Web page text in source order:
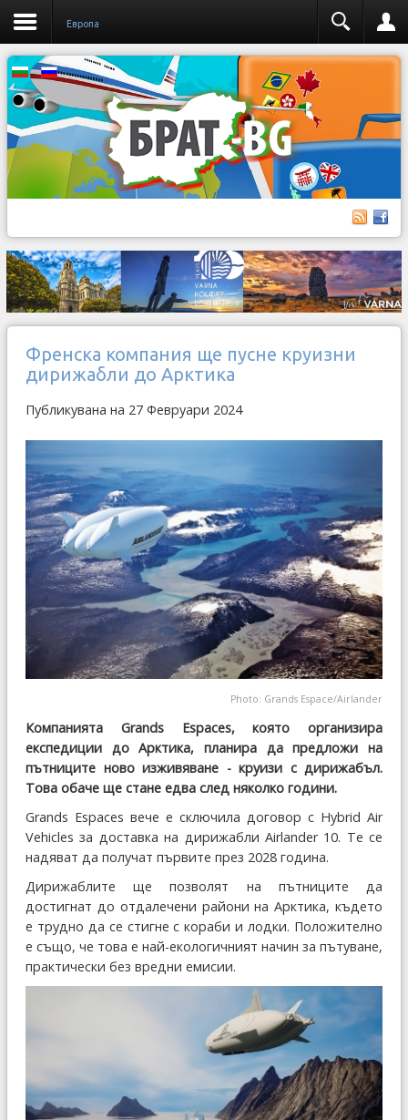
Европа
Френска компания ще пусне круизни
дирижабли до Арктика
Публикувана на 27 Февруари 2024
Photo: Grands Espace/Airlander
Компанията Grands Espaces, която организира
експедиции до Арктика, планира да предложи на
пътниците ново изживяване - круизи с дирижабъл.
Това обаче ще стане едва след няколко години.
Grands Espaces вече е сключила договор с Hybrid Air
Vehicles за доставка на дирижабли Airlander 10. Те се
надяват да получат първите през 2028 година.
Дирижаблите ще позволят на пътниците да
достигнат до отдалечени райони на Арктика, където
е трудно да се стигне с кораби и лодки. Положително
е също, че това е най-екологичният начин за пътуване,
практически без вредни емисии.